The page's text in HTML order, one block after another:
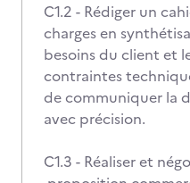
C1.2 - Rédiger un
charges en
besoins du client et
contraintes
de communiquer la
avec précision.
C1.3 - Réaliser et